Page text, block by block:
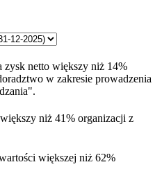
zysk netto większy niż 14%
w zakresie prowadzenia
niż 41% organizacji z
większej niż 62%